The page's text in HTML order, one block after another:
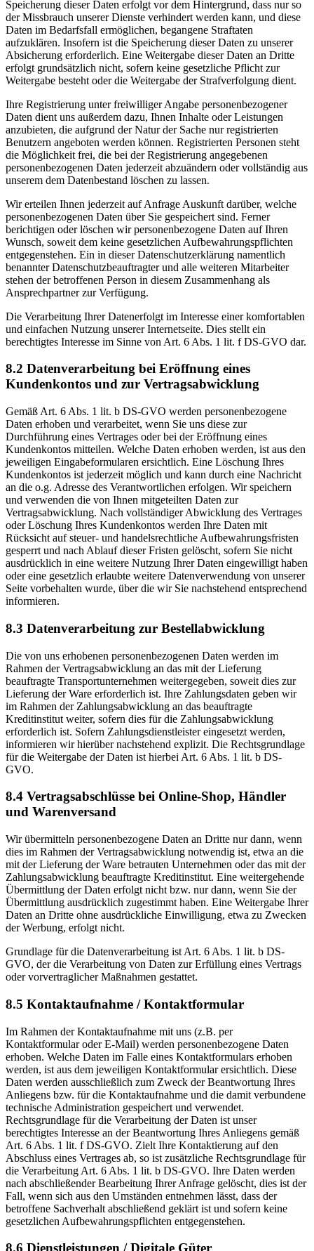
Speicherung dieser Daten erfolgt vor dem Hintergrund, dass nur so
der Missbrauch unserer Dienste verhindert werden kann, und diese
Daten im Bedarfsfall ermöglichen, begangene Straftaten
aufzuklären. Insofern ist die Speicherung dieser Daten zu unserer
Absicherung erforderlich. Eine Weitergabe dieser Daten an Dritte
erfolgt grundsätzlich nicht, sofern keine gesetzliche Pflicht zur
Weitergabe besteht oder die Weitergabe der Strafverfolgung dient.
Ihre Registrierung unter freiwilliger Angabe personenbezogener
Daten dient uns außerdem dazu, Ihnen Inhalte oder Leistungen
anzubieten, die aufgrund der Natur der Sache nur registrierten
Benutzern angeboten werden können. Registrierten Personen steht
die Möglichkeit frei, die bei der Registrierung angegebenen
personenbezogenen Daten jederzeit abzuändern oder vollständig aus
unserem dem Datenbestand löschen zu lassen.
Wir erteilen Ihnen jederzeit auf Anfrage Auskunft darüber, welche
personenbezogenen Daten über Sie gespeichert sind. Ferner
berichtigen oder löschen wir personenbezogene Daten auf Ihren
Wunsch, soweit dem keine gesetzlichen Aufbewahrungspflichten
entgegenstehen. Ein in dieser Datenschutzerklärung namentlich
benannter Datenschutzbeauftragter und alle weiteren Mitarbeiter
stehen der betroffenen Person in diesem Zusammenhang als
Ansprechpartner zur Verfügung.
Die Verarbeitung Ihrer Datenerfolgt im Interesse einer komfortablen
und einfachen Nutzung unserer Internetseite. Dies stellt ein
berechtigtes Interesse im Sinne von Art. 6 Abs. 1 lit. f DS-GVO dar.
8.2 Datenverarbeitung bei Eröffnung eines
Kundenkontos und zur Vertragsabwicklung
Gemäß Art. 6 Abs. 1 lit. b DS-GVO werden personenbezogene
Daten erhoben und verarbeitet, wenn Sie uns diese zur
Durchführung eines Vertrages oder bei der Eröffnung eines
Kundenkontos mitteilen. Welche Daten erhoben werden, ist aus den
jeweiligen Eingabeformularen ersichtlich. Eine Löschung Ihres
Kundenkontos ist jederzeit möglich und kann durch eine Nachricht
an die o.g. Adresse des Verantwortlichen erfolgen. Wir speichern
und verwenden die von Ihnen mitgeteilten Daten zur
Vertragsabwicklung. Nach vollständiger Abwicklung des Vertrages
oder Löschung Ihres Kundenkontos werden Ihre Daten mit
Rücksicht auf steuer- und handelsrechtliche Aufbewahrungsfristen
gesperrt und nach Ablauf dieser Fristen gelöscht, sofern Sie nicht
ausdrücklich in eine weitere Nutzung Ihrer Daten eingewilligt haben
oder eine gesetzlich erlaubte weitere Datenverwendung von unserer
Seite vorbehalten wurde, über die wir Sie nachstehend entsprechend
informieren.
8.3 Datenverarbeitung zur Bestellabwicklung
Die von uns erhobenen personenbezogenen Daten werden im
Rahmen der Vertragsabwicklung an das mit der Lieferung
beauftragte Transportunternehmen weitergegeben, soweit dies zur
Lieferung der Ware erforderlich ist. Ihre Zahlungsdaten geben wir
im Rahmen der Zahlungsabwicklung an das beauftragte
Kreditinstitut weiter, sofern dies für die Zahlungsabwicklung
erforderlich ist. Sofern Zahlungsdienstleister eingesetzt werden,
informieren wir hierüber nachstehend explizit. Die Rechtsgrundlage
für die Weitergabe der Daten ist hierbei Art. 6 Abs. 1 lit. b DS-
GVO.
8.4 Vertragsabschlüsse bei Online-Shop, Händler
und Warenversand
Wir übermitteln personenbezogene Daten an Dritte nur dann, wenn
dies im Rahmen der Vertragsabwicklung notwendig ist, etwa an die
mit der Lieferung der Ware betrauten Unternehmen oder das mit der
Zahlungsabwicklung beauftragte Kreditinstitut. Eine weitergehende
Übermittlung der Daten erfolgt nicht bzw. nur dann, wenn Sie der
Übermittlung ausdrücklich zugestimmt haben. Eine Weitergabe Ihrer
Daten an Dritte ohne ausdrückliche Einwilligung, etwa zu Zwecken
der Werbung, erfolgt nicht.
Grundlage für die Datenverarbeitung ist Art. 6 Abs. 1 lit. b DS-
GVO, der die Verarbeitung von Daten zur Erfüllung eines Vertrags
oder vorvertraglicher Maßnahmen gestattet.
8.5 Kontaktaufnahme / Kontaktformular
Im Rahmen der Kontaktaufnahme mit uns (z.B. per
Kontaktformular oder E-Mail) werden personenbezogene Daten
erhoben. Welche Daten im Falle eines Kontaktformulars erhoben
werden, ist aus dem jeweiligen Kontaktformular ersichtlich. Diese
Daten werden ausschließlich zum Zweck der Beantwortung Ihres
Anliegens bzw. für die Kontaktaufnahme und die damit verbundene
technische Administration gespeichert und verwendet.
Rechtsgrundlage für die Verarbeitung der Daten ist unser
berechtigtes Interesse an der Beantwortung Ihres Anliegens gemäß
Art. 6 Abs. 1 lit. f DS-GVO. Zielt Ihre Kontaktierung auf den
Abschluss eines Vertrages ab, so ist zusätzliche Rechtsgrundlage für
die Verarbeitung Art. 6 Abs. 1 lit. b DS-GVO. Ihre Daten werden
nach abschließender Bearbeitung Ihrer Anfrage gelöscht, dies ist der
Fall, wenn sich aus den Umständen entnehmen lässt, dass der
betroffene Sachverhalt abschließend geklärt ist und sofern keine
gesetzlichen Aufbewahrungspflichten entgegenstehen.
8.6 Dienstleistungen / Digitale Güter